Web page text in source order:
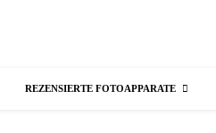
REZENSIERTE FOTOAPPARATE